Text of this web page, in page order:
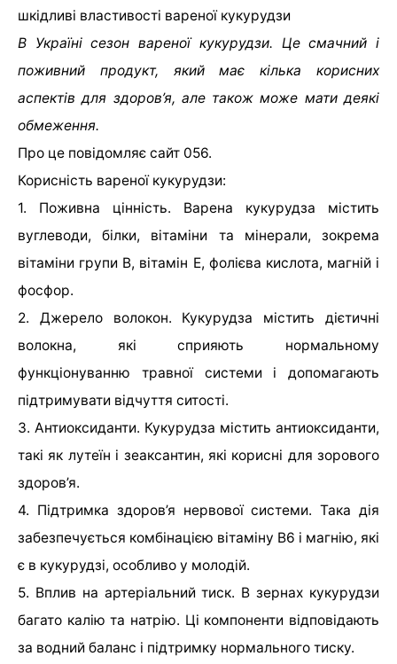
В Україні сезон вареної кукурудзи. Це смачний і
поживний продукт, який має кілька корисних
аспектів для здоров’я, але також може мати деякі
обмеження.
Про це повідомляє сайт 056.
Корисність вареної кукурудзи:
1. Поживна цінність. Варена кукурудза містить
вуглеводи, білки, вітаміни та мінерали, зокрема
вітаміни групи B, вітамін Е, фолієва кислота, магній і
фосфор.
2. Джерело волокон. Кукурудза містить дієтичні
волокна, які сприяють нормальному
функціонуванню травної системи і допомагають
підтримувати відчуття ситості.
3. Антиоксиданти. Кукурудза містить антиоксиданти,
такі як лутеїн і зеаксантин, які корисні для зорового
здоров’я.
4. Підтримка здоров’я нервової системи. Така дія
забезпечується комбінацією вітаміну В6 і магнію, які
є в кукурудзі, особливо у молодій.
5. Вплив на артеріальний тиск. В зернах кукурудзи
багато калію та натрію. Ці компоненти відповідають
за водний баланс і підтримку нормального тиску.